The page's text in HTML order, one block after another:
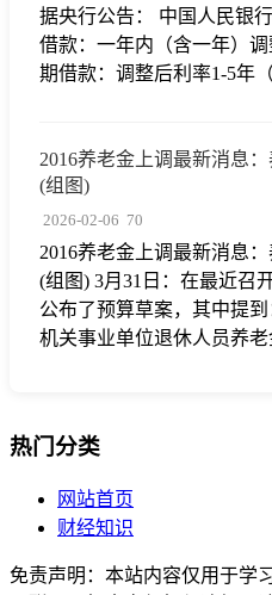
据央行公告： 中国人民银
借款：一年内（含一年）
期借款：调整后利率1-5年
2016养老金上调最新消息
(组图)
2026-02-06 70
2016养老金上调最新消息
(组图) 3月31日：在最近召
公布了预算草案，其中提
机关事业单位退休人员养老
热门分类
网站首页
财经知识
免责声明：本站内容仅用于学